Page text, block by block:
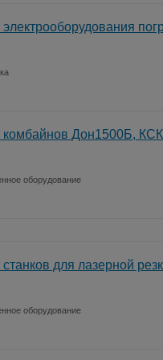
комбайнов Дон1500Б,
оборудование
для лазерной
оборудование